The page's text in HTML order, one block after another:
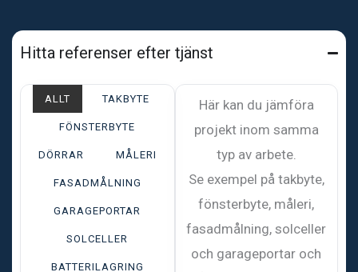
Hitta referenser efter tjänst
ALLT TAKBYTE
FÖNSTERBYTE
DÖRRAR MÅLERI
FASADMÅLNING
GARAGEPORTAR
SOLCELLER
BATTERILAGRING
Här kan du jämföra
projekt inom samma
typ av arbete.
Se exempel på takbyte,
fönsterbyte, måleri,
fasadmålning, solceller
och garageportar och